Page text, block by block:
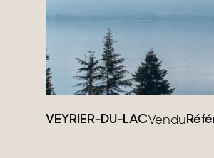
Provence
Tous nos biens
VEYRIER-DU-LACVendu